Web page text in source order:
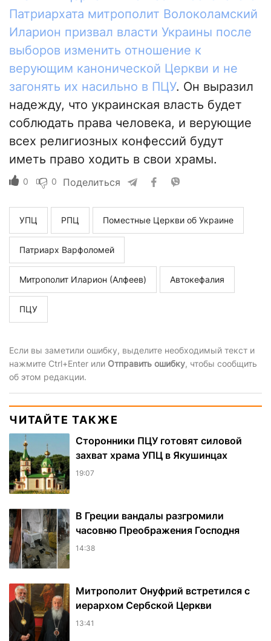
Патриархата митрополит Волоколамский
Иларион призвал власти Украины после
выборов изменить отношение к
верующим канонической Церкви и не
загонять их насильно в ПЦУ. Он выразил
надежду, что украинская власть будет
соблюдать права человека, и верующие
всех религиозных конфессий будут
иметь право ходить в свои храмы.
0 0 Поделиться
УПЦ РПЦ Поместные Церкви об Украине
Патриарх Варфоломей
Митрополит Иларион (Алфеев) Автокефалия
ПЦУ
Если вы заметили ошибку, выделите необходимый текст и
нажмите Ctrl+Enter или Отправить ошибку, чтобы сообщить
об этом редакции.
ЧИТАЙТЕ ТАКЖЕ
Сторонники ПЦУ готовят силовой
захват храма УПЦ в Якушинцах
19:07
В Греции вандалы разгромили
часовню Преображения Господня
14:38
Митрополит Онуфрий встретился с
иерархом Сербской Церкви
13:41